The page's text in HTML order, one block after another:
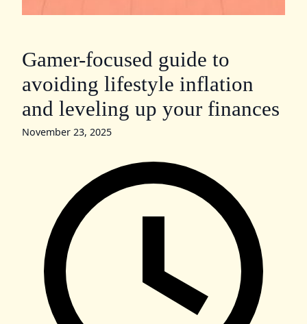
Gamer-focused guide to
avoiding lifestyle inflation
and leveling up your finances
November 23, 2025